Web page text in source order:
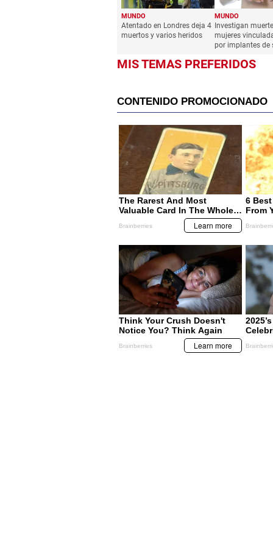
MUNDO
Atentado en Londres deja 4
muertos y varios heridos
MUNDO
Investigan
mujeres
por implantes de
MIS TEMAS PREFERIDOS